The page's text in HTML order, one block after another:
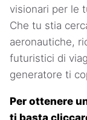
visionari per le
Che tu stia
aeronautiche,
futuristici di
generatore ti
Per ottenere